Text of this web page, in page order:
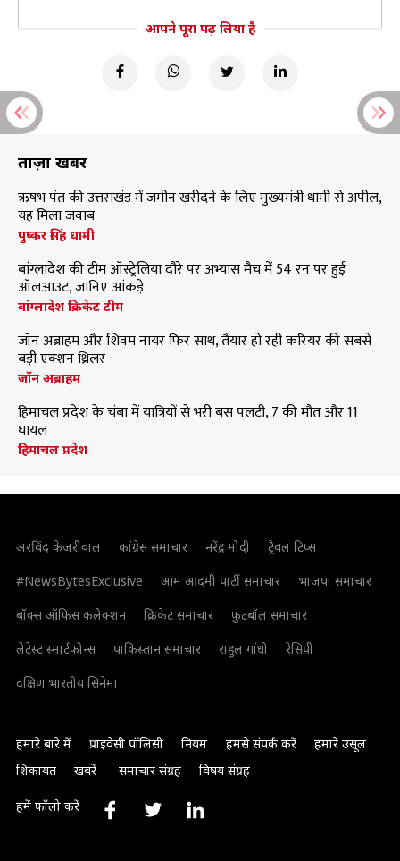
आपने पूरा पढ़ लिया है
ताज़ा खबरें
ऋषभ पंत की उत्तराखंड में जमीन खरीदने के लिए मुख्यमंत्री धामी से अपील,
यह मिला जवाब
पुष्कर सिंह धामी
बांग्लादेश की टीम ऑस्ट्रेलिया दौरे पर अभ्यास मैच में 54 रन पर हुई
ऑलआउट, जानिए आंकड़े
बांग्लादेश क्रिकेट टीम
जॉन अब्राहम और शिवम नायर फिर साथ, तैयार हो रही करियर की सबसे
बड़ी एक्शन थ्रिलर
जॉन अब्राहम
हिमाचल प्रदेश के चंबा में यात्रियों से भरी बस पलटी, 7 की मौत और 11
घायल
हिमाचल प्रदेश
अरविंद केजरीवाल कांग्रेस समाचार नरेंद्र मोदी
ट्रैवल टिप्स
#NewsBytesExclusive
आम आदमी पार्टी समाचार
भाजपा समाचार
बॉक्स ऑफिस कलेक्शन
क्रिकेट समाचार
फुटबॉल समाचार
लेटेस्ट स्मार्टफोन्स
पाकिस्तान समाचार राहुल गांधी
रेसिपी
दक्षिण भारतीय सिनेमा
हमारे बारे में प्राइवेसी पॉलिसी नियम हमसे संपर्क करें
हमारे उसूल
शिकायत
खबरें समाचार संग्रह विषय संग्रह
हमें फॉलो करें